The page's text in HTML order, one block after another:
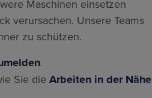
Maschinen einsetzen
verursachen. Unsere Teams
zu schützen.
.
Sie die Arbeiten in der Nähe